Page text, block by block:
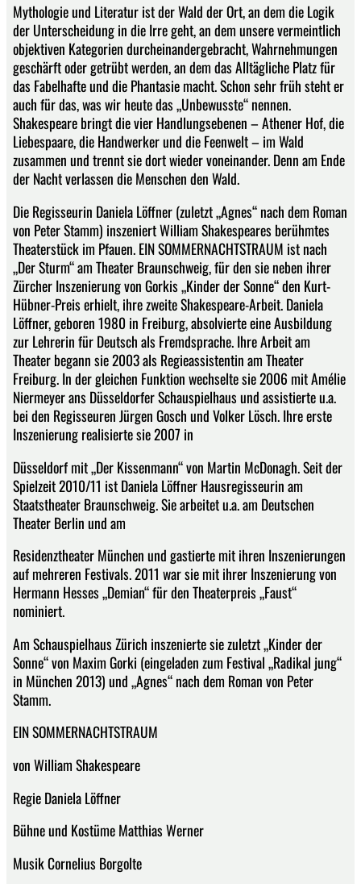
Mythologie und Literatur ist der Wald der Ort, an dem die Logik
der Unterscheidung in die Irre geht, an dem unsere vermeintlich
objektiven Kategorien durcheinandergebracht, Wahrnehmungen
geschärft oder getrübt werden, an dem das Alltägliche Platz für
das Fabelhafte und die Phantasie macht. Schon sehr früh steht er
auch für das, was wir heute das „Unbewusste“ nennen.
Shakespeare bringt die vier Handlungsebenen – Athener Hof, die
Liebespaare, die Handwerker und die Feenwelt – im Wald
zusammen und trennt sie dort wieder voneinander. Denn am Ende
der Nacht verlassen die Menschen den Wald.
Die Regisseurin Daniela Löffner (zuletzt „Agnes“ nach dem Roman
von Peter Stamm) inszeniert William Shakespeares berühmtes
Theaterstück im Pfauen. EIN SOMMERNACHTSTRAUM ist nach
„Der Sturm“ am Theater Braunschweig, für den sie neben ihrer
Zürcher Inszenierung von Gorkis „Kinder der Sonne“ den Kurt-
Hübner-Preis erhielt, ihre zweite Shakespeare-Arbeit. Daniela
Löffner, geboren 1980 in Freiburg, absolvierte eine Ausbildung
zur Lehrerin für Deutsch als Fremdsprache. Ihre Arbeit am
Theater begann sie 2003 als Regieassistentin am Theater
Freiburg. In der gleichen Funktion wechselte sie 2006 mit Amélie
Niermeyer ans Düsseldorfer Schauspielhaus und assistierte u.a.
bei den Regisseuren Jürgen Gosch und Volker Lösch. Ihre erste
Inszenierung realisierte sie 2007 in
Düsseldorf mit „Der Kissenmann“ von Martin McDonagh. Seit der
Spielzeit 2010/11 ist Daniela Löffner Hausregisseurin am
Staatstheater Braunschweig. Sie arbeitet u.a. am Deutschen
Theater Berlin und am
Residenztheater München und gastierte mit ihren Inszenierungen
auf mehreren Festivals. 2011 war sie mit ihrer Inszenierung von
Hermann Hesses „Demian“ für den Theaterpreis „Faust“
nominiert.
Am Schauspielhaus Zürich inszenierte sie zuletzt „Kinder der
Sonne“ von Maxim Gorki (eingeladen zum Festival „Radikal jung“
in München 2013) und „Agnes“ nach dem Roman von Peter
Stamm.
EIN SOMMERNACHTSTRAUM
von William Shakespeare
Regie Daniela Löffner
Bühne und Kostüme Matthias Werner
Musik Cornelius Borgolte